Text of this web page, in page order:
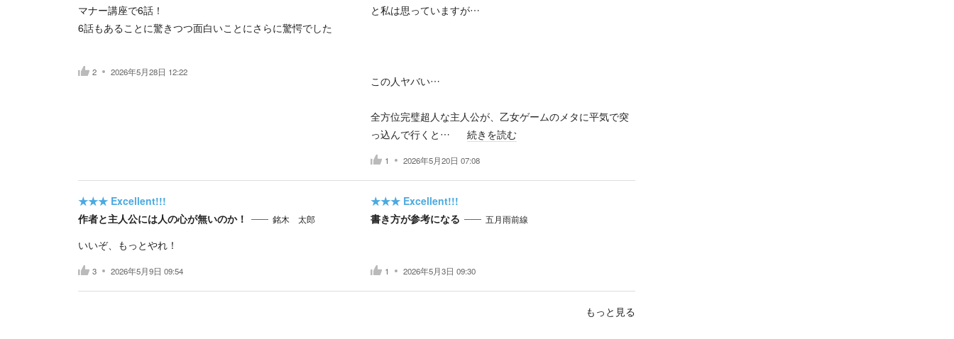
マナー講座で6話！
6話もあることに驚きつつ面白いことにさらに驚愕でした
2 2026年5月28日 12:22
と私は思っていますが…
この人ヤバい…
全方位完璧超人な主人公が、乙女ゲームのメタに平気で突
っ込んで行くと…
続きを読む
1 2026年5月20日 07:08
★★★ Excellent!!!
作者と主人公には人の心が無いのか！
銘木 太郎
いいぞ、もっとやれ！
3 2026年5月9日 09:54
★★★ Excellent!!!
書き方が参考になる
五月雨前線
1 2026年5月3日 09:30
もっと見る